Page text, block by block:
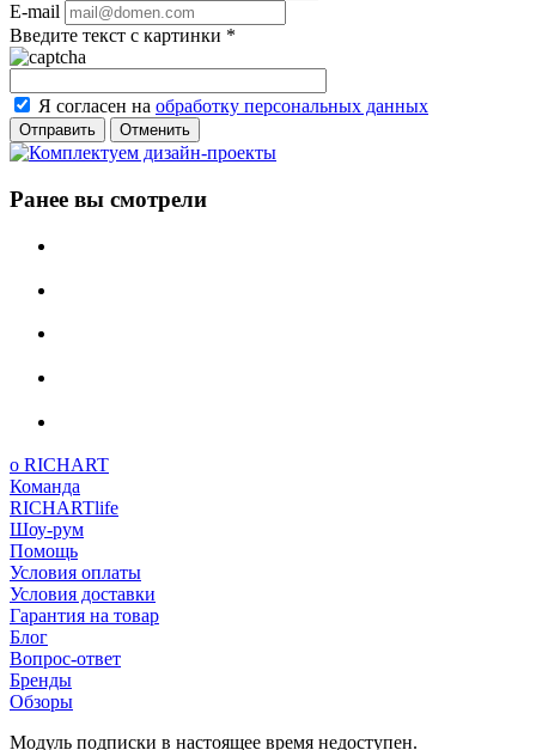
E-mail
Введите текст с картинки *
Я согласен на обработку персональных данных
Отменить
Ранее вы смотрели
о RICHART
Команда
RICHARTlife
Шоу-рум
Помощь
Условия оплаты
Условия доставки
Гарантия на товар
Блог
Вопрос-ответ
Бренды
Обзоры
Модуль подписки в настоящее время недоступен.